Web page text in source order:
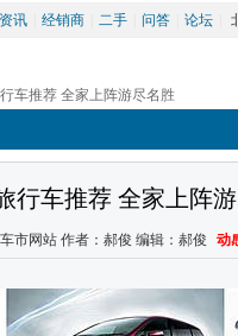
资讯 经销商 二手 问答 论坛
车推荐 全家上阵游尽名胜
行车推荐 全家上阵
市网站 作者：郝俊 编辑：郝俊 动